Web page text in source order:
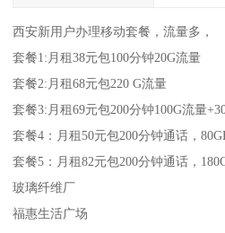
西安新用户办理移动套餐，流量多，
套餐1:月租38元包100分钟20G流量
套餐2:月租68元包220 G流量
套餐3:月租69元包200分钟100G流量
套餐4：月租50元包200分钟通话，
套餐5：月租82元包200分钟通话，
玻璃纤维厂
福惠生活广场